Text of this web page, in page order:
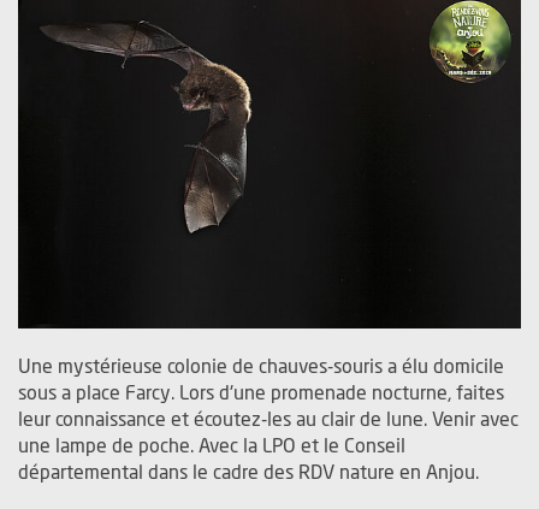
Une mystérieuse colonie de chauves-souris a élu domicile
sous a place Farcy. Lors d'une promenade nocturne, faites
leur connaissance et écoutez-les au clair de lune. Venir avec
une lampe de poche. Avec la LPO et le Conseil
départemental dans le cadre des RDV nature en Anjou.